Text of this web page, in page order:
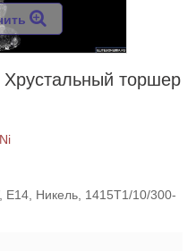
торшер
E14, Никель, 1415T1/10/300-